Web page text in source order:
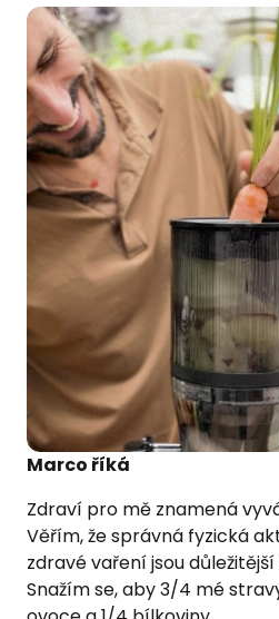
Marco říká
Zdraví pro mě znamená
Věřím, že správná fyzická
zdravé vaření jsou
Snažím se, aby 3/4 mé